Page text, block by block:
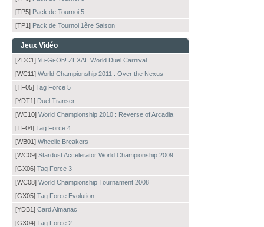
[TP5] Pack de Tournoi 5
[TP1] Pack de Tournoi 1ère Saison
Jeux Vidéo
[ZDC1] Yu-Gi-Oh! ZEXAL World Duel Carnival
[WC11] World Championship 2011 : Over the Nexus
[TF05] Tag Force 5
[YDT1] Duel Transer
[WC10] World Championship 2010 : Reverse of Arcadia
[TF04] Tag Force 4
[WB01] Wheelie Breakers
[WC09] Stardust Accelerator World Championship 2009
[GX06] Tag Force 3
[WC08] World Championship Tournament 2008
[GX05] Tag Force Evolution
[YDB1] Card Almanac
[GX04] Tag Force 2